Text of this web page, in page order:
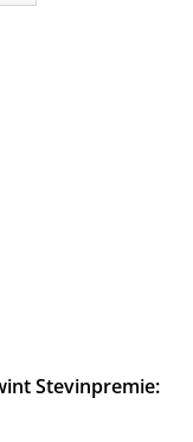
Stevinpremie: